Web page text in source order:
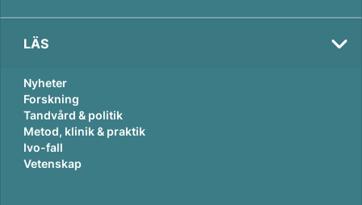
LÄS
Nyheter
Forskning
Tandvård & politik
Metod, klinik & praktik
Ivo-fall
Vetenskap